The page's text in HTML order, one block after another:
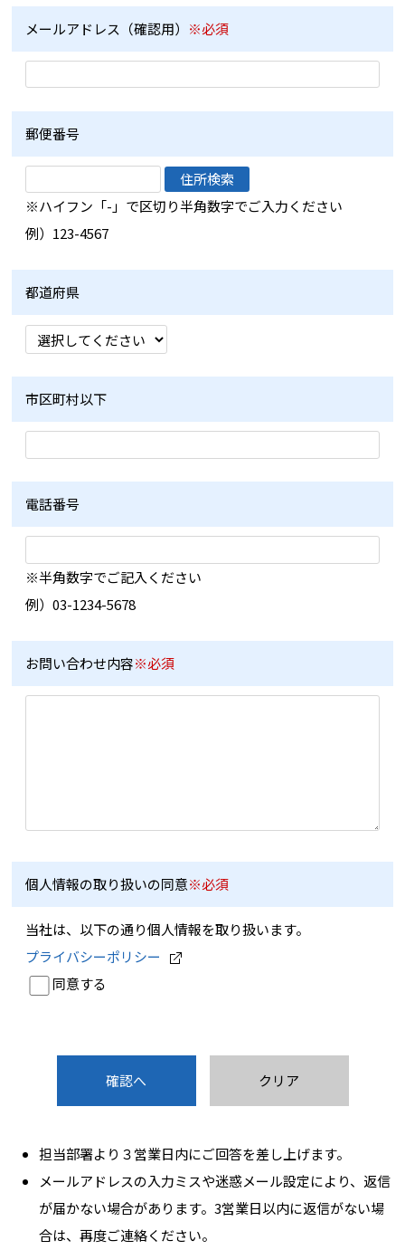
メールアドレス（確認用） ※必須
郵便番号
※ハイフン「-」で区切り半角数字でご入力ください
例）123-4567
都道府県
市区町村以下
電話番号
※半角数字でご記入ください
例）03-1234-5678
お問い合わせ内容※必須
個人情報の取り扱いの同意※必須
当社は、以下の通り個人情報を取り扱います。
プライバシーポリシー
同意する
担当部署より３営業日内にご回答を差し上げます。
メールアドレスの入力ミスや迷惑メール設定により、返信
が届かない場合があります。3営業日以内に返信がない場
合は、再度ご連絡ください。